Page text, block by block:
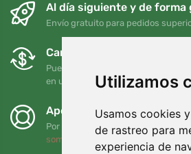
Utilizamos
Usamos cookies
de rastreo para
experiencia de
Al día siguiente y de
Envío gratuito para pedidos
Cambios y devoluciones
Puede devolver o cambiar su
en un plazo de 90 días
Apoyamos a Trees.org
Por cada pedido plantamos un
somos